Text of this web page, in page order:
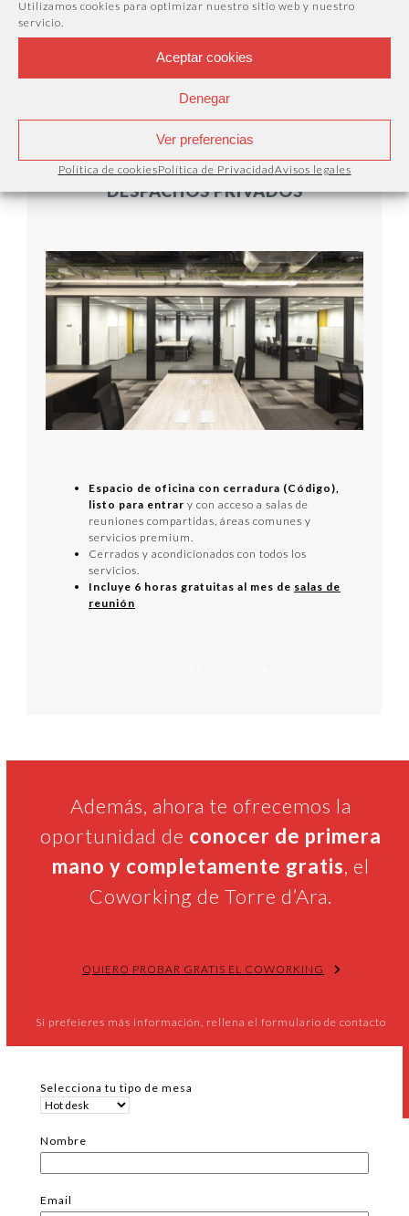
Utilizamos cookies para optimizar nuestro sitio web y nuestro
servicio.
Aceptar cookies
Denegar
Ver preferencias
Política de cookiesPolítica de PrivacidadAvisos legales
CONOCER PRECIO
DESPACHOS PRIVADOS
Espacio de oficina con cerradura (Código),
listo para entrar y con acceso a salas de
reuniones compartidas, áreas comunes y
servicios premium.
Cerrados y acondicionados con todos los
servicios.
Incluye 6 horas gratuitas al mes de salas de
reunión
Además, ahora te ofrecemos la
oportunidad de conocer de primera
mano y completamente gratis, el
Coworking de Torre d’Ara.
QUIERO PROBAR GRATIS EL COWORKING
Si prefeieres más información, rellena el formulario de contacto
Selecciona tu tipo de mesa
Nombre
Email